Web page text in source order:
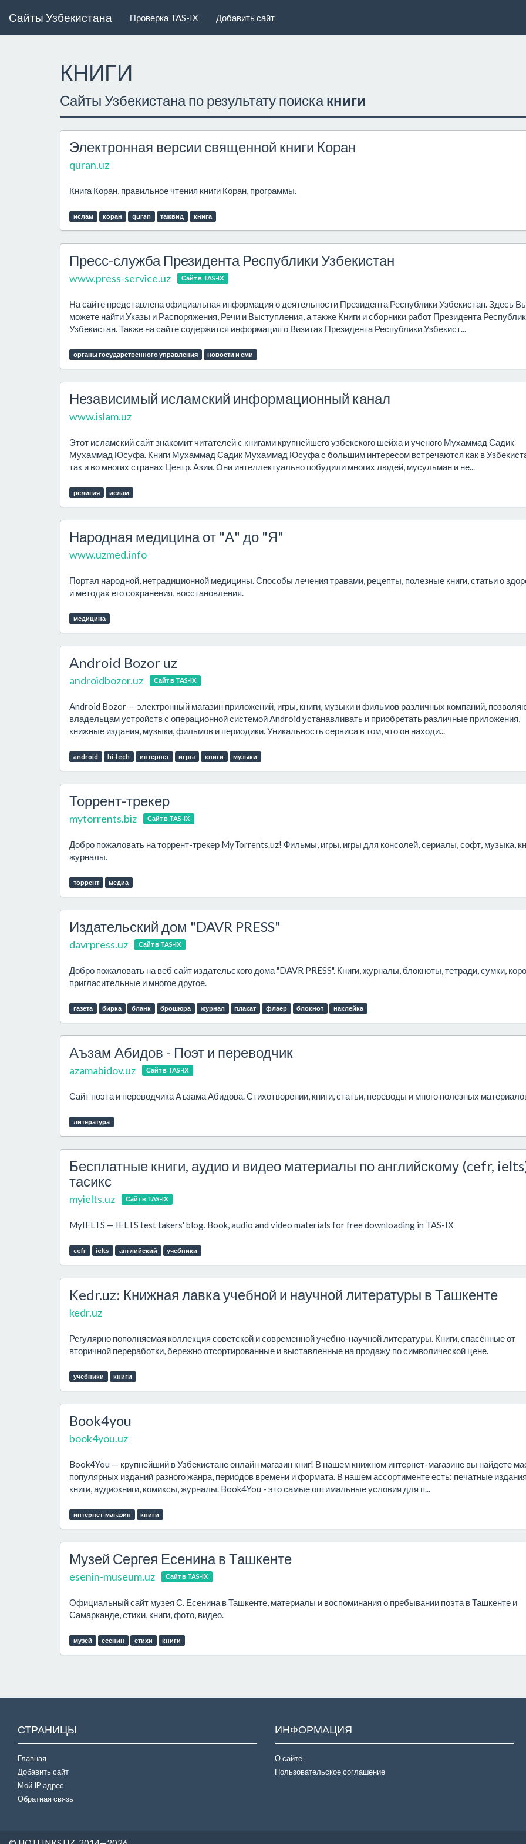
Сайты Узбекистана Проверка TAS-IX Добавить сайт
КНИГИ
Сайты Узбекистана по результату поиска книги
Электронная версии священной книги Коран
quran.uz
Книга Коран, правильное чтения книги Коран, программы.
ислам коран quran тажвид книга
Пресс-служба Президента Республики Узбекистан
www.press-service.uz Сайт в TAS-IX
На сайте представлена официальная информация о деятельности Президента Республики Узбекистан. Здесь
можете найти Указы и Распоряжения, Речи и Выступления, а также Книги и сборники работ Президента
Узбекистан. Также на сайте содержится информация о Визитах Президента Республики Узбекист...
органы государственного управления новости и сми
Независимый исламский информационный канал
www.islam.uz
Этот исламский сайт знакомит читателей с книгами крупнейшего узбекского шейха и ученого Мухаммад Садик
Мухаммад Юсуфа. Книги Мухаммад Садик Мухаммад Юсуфа с большим интересом встречаются как в
так и во многих странах Центр. Азии. Они интеллектуально побудили многих людей, мусульман и не...
религия ислам
Народная медицина от "А" до "Я"
www.uzmed.info
Портал народной, нетрадиционной медицины. Способы лечения травами, рецепты, полезные книги, статьи о
и методах его сохранения, восстановления.
медицина
Android Bozor uz
androidbozor.uz Сайт в TAS-IX
Android Bozor — электронный магазин приложений, игры, книги, музыки и фильмов различных компаний,
владельцам устройств с операционной системой Android устанавливать и приобретать различные приложения,
книжные издания, музыки, фильмов и периодики. Уникальность сервиса в том, что он находи...
android hi-tech интернет игры книги музыки
Торрент-трекер
mytorrents.biz Сайт в TAS-IX
Добро пожаловать на торрент-трекер MyTorrents.uz! Фильмы, игры, игры для консолей, сериалы, софт, музыка,
журналы.
торрент медиа
Издательский дом "DAVR PRESS"
davrpress.uz Сайт в TAS-IX
Добро пожаловать на веб сайт издательского дома "DAVR PRESS". Книги, журналы, блокноты, тетради, сумки,
пригласительные и многое другое.
газета бирка бланк брошюра журнал плакат флаер блокнот наклейка
Аъзам Абидов - Поэт и переводчик
azamabidov.uz Сайт в TAS-IX
Сайт поэта и переводчика Аъзама Абидова. Стихотворении, книги, статьи, переводы и много полезных
литература
Бесплатные книги, аудио и видео материалы по английскому (cefr,
тасикс
myielts.uz Сайт в TAS-IX
MyIELTS — IELTS test takers' blog. Book, audio and video materials for free downloading in TAS-IX
cefr ielts английский учебники
Kedr.uz: Книжная лавка учебной и научной литературы в Ташкенте
kedr.uz
Регулярно пополняемая коллекция советской и современной учебно-научной литературы. Книги, спасённые от
вторичной переработки, бережно отсортированные и выставленные на продажу по символической цене.
учебники книги
Book4you
book4you.uz
Book4You — крупнейший в Узбекистане онлайн магазин книг! В нашем книжном интернет-магазине вы найдете
популярных изданий разного жанра, периодов времени и формата. В нашем ассортименте есть: печатные
книги, аудиокниги, комиксы, журналы. Book4You - это самые оптимальные условия для п...
интернет-магазин книги
Музей Сергея Есенина в Ташкенте
esenin-museum.uz Сайт в TAS-IX
Официальный сайт музея С. Есенина в Ташкенте, материалы и воспоминания о пребывании поэта в Ташкенте и
Самарканде, стихи, книги, фото, видео.
музей есенин стихи книги
СТРАНИЦЫ
Главная
Добавить сайт
Мой IP адрес
Обратная связь
ИНФОРМАЦИЯ
О сайте
Пользовательское соглашение